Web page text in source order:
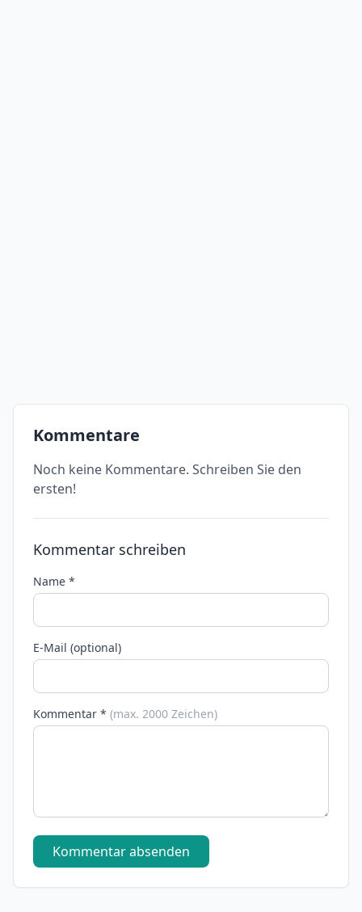
Kommentare
Noch keine Kommentare. Schreiben Sie den
ersten!
Kommentar schreiben
Name *
E-Mail (optional)
Kommentar * (max. 2000 Zeichen)
Kommentar absenden